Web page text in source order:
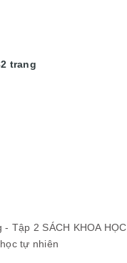
trang
- Tập 2 SÁCH KHOA HỌC
tự nhiên